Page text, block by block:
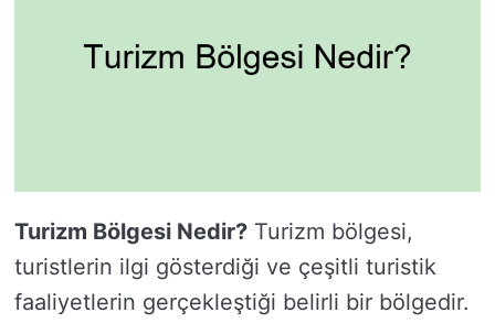
Turizm Bölgesi Nedir? Turizm bölgesi,
turistlerin ilgi gösterdiği ve çeşitli turistik
faaliyetlerin gerçekleştiği belirli bir bölgedir.